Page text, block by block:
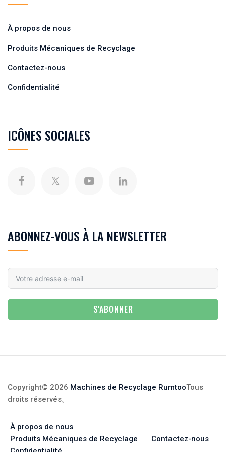
À propos de nous
Produits Mécaniques de Recyclage
Contactez-nous
Confidentialité
ICÔNES SOCIALES
ABONNEZ-VOUS À LA NEWSLETTER
S'ABONNER
Copyright© 2026 Machines de Recyclage RumtooTous
droits réservés。
À propos de nous
Produits Mécaniques de Recyclage
Contactez-nous